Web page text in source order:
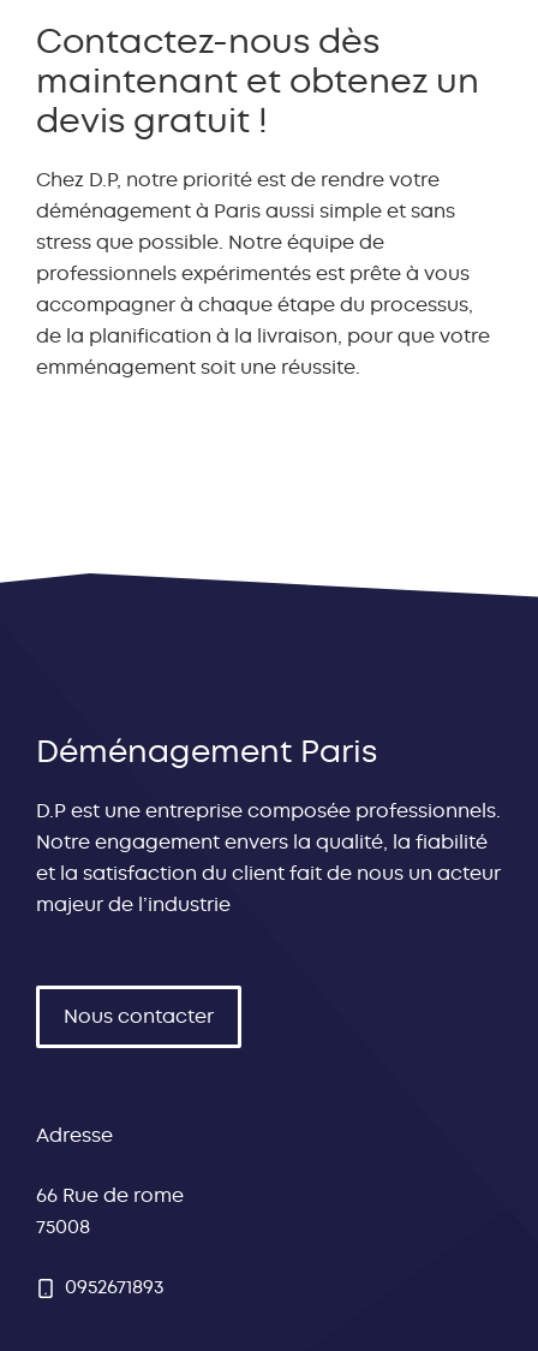
Playpen
- +
Portable Cot
-
Pram
-
Queen Bed
- + - +
Contactez-nous dès
maintenant et obtenez un
devis gratuit !
Chez D.P, notre priorité est de rendre votre
déménagement à Paris aussi simple et sans
stress que possible. Notre équipe de
professionnels expérimentés est prête à vous
accompagner à chaque étape du processus,
de la planification à la livraison, pour que votre
emménagement soit une réussite.
Déménagement Paris
D.P est une entreprise composée professionnels.
Notre engagement envers la qualité, la fiabilité
et la satisfaction du client fait de nous un acteur
majeur de l’industrie
Nous contacter
Adresse
66 Rue de rome
75008
0952671893